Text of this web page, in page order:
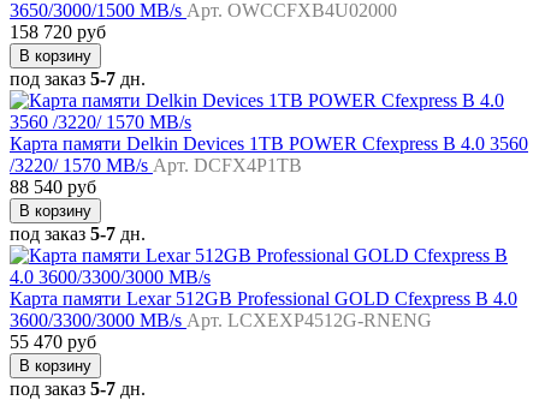
3650/3000/1500 MB/s Арт. OWCCFXB4U02000
158 720 руб
В корзину
под заказ 5-7 дн.
Карта памяти Delkin Devices 1TB POWER Cfexpress B 4.0 3560
/3220/ 1570 MB/s Арт. DCFX4P1TB
88 540 руб
В корзину
под заказ 5-7 дн.
Карта памяти Lexar 512GB Professional GOLD Cfexpress B 4.0
3600/3300/3000 MB/s Арт. LCXEXP4512G-RNENG
55 470 руб
В корзину
под заказ 5-7 дн.